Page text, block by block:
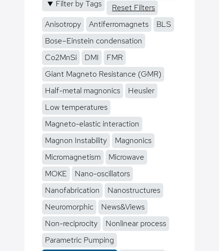
Filter by Tags
Reset Filters
Anisotropy
Antiferromagnets
BLS
Bose–Einstein condensation
Co2MnSi
DMI
FMR
Giant Magneto Resistance (GMR)
Half-metal magnonics
Heusler
Low temperatures
Magneto-elastic interaction
Magnon Instability
Magnonics
Micromagnetism
Microwave
MOKE
Nano-oscillators
Nanofabrication
Nanostructures
Neuromorphic
News&Views
Non-reciprocity
Nonlinear process
Parametric Pumping